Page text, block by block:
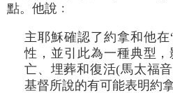
點。他說﹕
主耶穌確認了約拿和他在
性，並引此為一種典型
亡、埋葬和復活(馬太福音
基督所說的有可能表明